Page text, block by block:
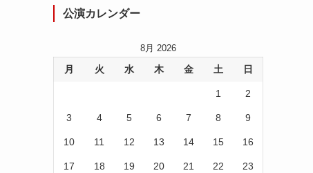
公演カレンダー
8月 2026
月 火 水 木 金 土 日
1 2
3 4 5 6 7 8 9
10 11 12 13 14 15 16
17 18 19 20 21 22 23